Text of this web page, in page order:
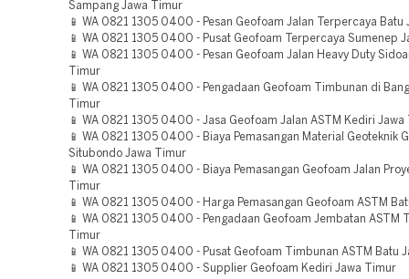
Sampang Jawa Timur
📱 WA 0821 1305 0400 - Pesan Geofoam Jalan Terpercaya Batu
📱 WA 0821 1305 0400 - Pusat Geofoam Terpercaya Sumenep
📱 WA 0821 1305 0400 - Pesan Geofoam Jalan Heavy Duty
Timur
📱 WA 0821 1305 0400 - Pengadaan Geofoam Timbunan di
Timur
📱 WA 0821 1305 0400 - Jasa Geofoam Jalan ASTM Kediri Jawa
📱 WA 0821 1305 0400 - Biaya Pemasangan Material Geoteknik
Situbondo Jawa Timur
📱 WA 0821 1305 0400 - Biaya Pemasangan Geofoam Jalan
Timur
📱 WA 0821 1305 0400 - Harga Pemasangan Geofoam ASTM
📱 WA 0821 1305 0400 - Pengadaan Geofoam Jembatan ASTM
Timur
📱 WA 0821 1305 0400 - Pusat Geofoam Timbunan ASTM Batu
📱 WA 0821 1305 0400 - Supplier Geofoam Kediri Jawa Timur